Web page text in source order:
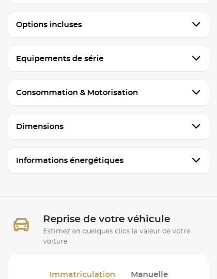
Options incluses
Equipements de série
Consommation & Motorisation
Dimensions
Informations énergétiques
Reprise de votre véhicule
Estimez en quelques clics la valeur de votre
voiture.
Immatriculation Manuelle